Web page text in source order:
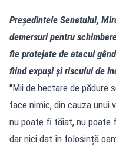
Președintele Senatului,
demersuri pentru
fie protejate de atacul
fiind expuși și riscului de
''Mii de hectare de pădure
face nimic, din cauza unui
nu poate fi tăiat, nu poate
dar nici dat în folosință